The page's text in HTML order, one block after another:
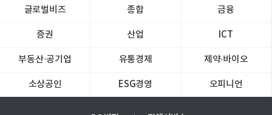
글로벌비즈 종합 금융
증권 산업 ICT
부동산·공기업 유통경제 제약∙바이오
소상공인 ESG경영 오피니언